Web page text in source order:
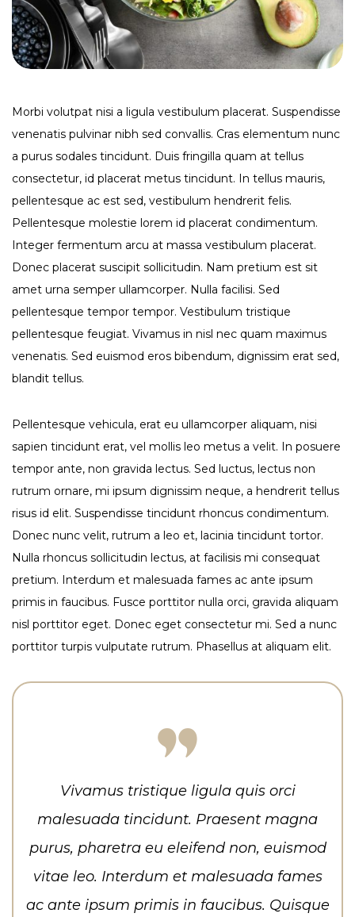
Morbi volutpat nisi a ligula vestibulum placerat. Suspendisse
venenatis pulvinar nibh sed convallis. Cras elementum nunc
a purus sodales tincidunt. Duis fringilla quam at tellus
consectetur, id placerat metus tincidunt. In tellus mauris,
pellentesque ac est sed, vestibulum hendrerit felis.
Pellentesque molestie lorem id placerat condimentum.
Integer fermentum arcu at massa vestibulum placerat.
Donec placerat suscipit sollicitudin. Nam pretium est sit
amet urna semper ullamcorper. Nulla facilisi. Sed
pellentesque tempor tempor. Vestibulum tristique
pellentesque feugiat. Vivamus in nisl nec quam maximus
venenatis. Sed euismod eros bibendum, dignissim erat sed,
blandit tellus.
Pellentesque vehicula, erat eu ullamcorper aliquam, nisi
sapien tincidunt erat, vel mollis leo metus a velit. In posuere
tempor ante, non gravida lectus. Sed luctus, lectus non
rutrum ornare, mi ipsum dignissim neque, a hendrerit tellus
risus id elit. Suspendisse tincidunt rhoncus condimentum.
Donec nunc velit, rutrum a leo et, lacinia tincidunt tortor.
Nulla rhoncus sollicitudin lectus, at facilisis mi consequat
pretium. Interdum et malesuada fames ac ante ipsum
primis in faucibus. Fusce porttitor nulla orci, gravida aliquam
nisl porttitor eget. Donec eget consectetur mi. Sed a nunc
porttitor turpis vulputate rutrum. Phasellus at aliquam elit.
Vivamus tristique ligula quis orci
malesuada tincidunt. Praesent magna
purus, pharetra eu eleifend non, euismod
vitae leo. Interdum et malesuada fames
ac ante ipsum primis in faucibus. Quisque